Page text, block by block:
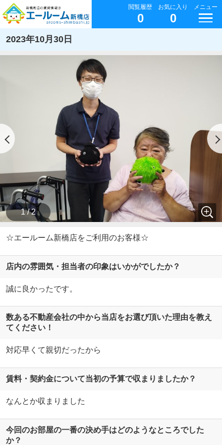
閲覧履歴
0
お気に入り
0
メニュー
2023年10月30日
1 / 2
☆エールーム新橋店をご利用のお客様☆
店内の雰囲気・担当者の印象はいかがでしたか？
誠に良かったです。
数ある不動産会社の中から当店をお選び頂いた理由を教え
てください！
対応早くて親切だったから
賃料・契約金について当初の予算で収まりましたか？
なんとか収まりました
今回のお部屋の一番の決め手はどのようなところでした
か？